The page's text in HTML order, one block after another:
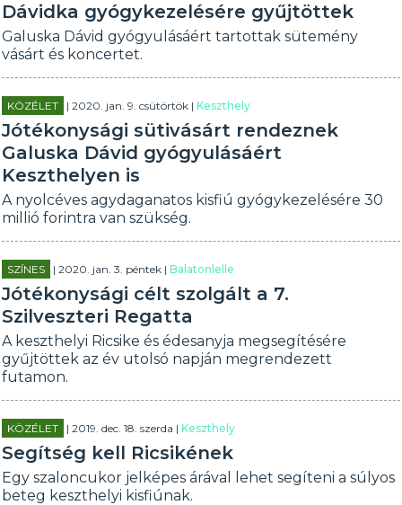
Dávidka gyógykezelésére gyűjtöttek
Galuska Dávid gyógyulásáért tartottak sütemény
vásárt és koncertet.
KÖZÉLET | 2020. jan. 9. csütörtök |Keszthely
Jótékonysági sütivásárt rendeznek
Galuska Dávid gyógyulásáért
Keszthelyen is
A nyolcéves agydaganatos kisfiú gyógykezelésére 30
millió forintra van szükség.
SZÍNES | 2020. jan. 3. péntek |Balatonlelle
Jótékonysági célt szolgált a 7.
Szilveszteri Regatta
A keszthelyi Ricsike és édesanyja megsegítésére
gyűjtöttek az év utolsó napján megrendezett
futamon.
KÖZÉLET | 2019. dec. 18. szerda |Keszthely
Segítség kell Ricsikének
Egy szaloncukor jelképes árával lehet segíteni a súlyos
beteg keszthelyi kisfiúnak.